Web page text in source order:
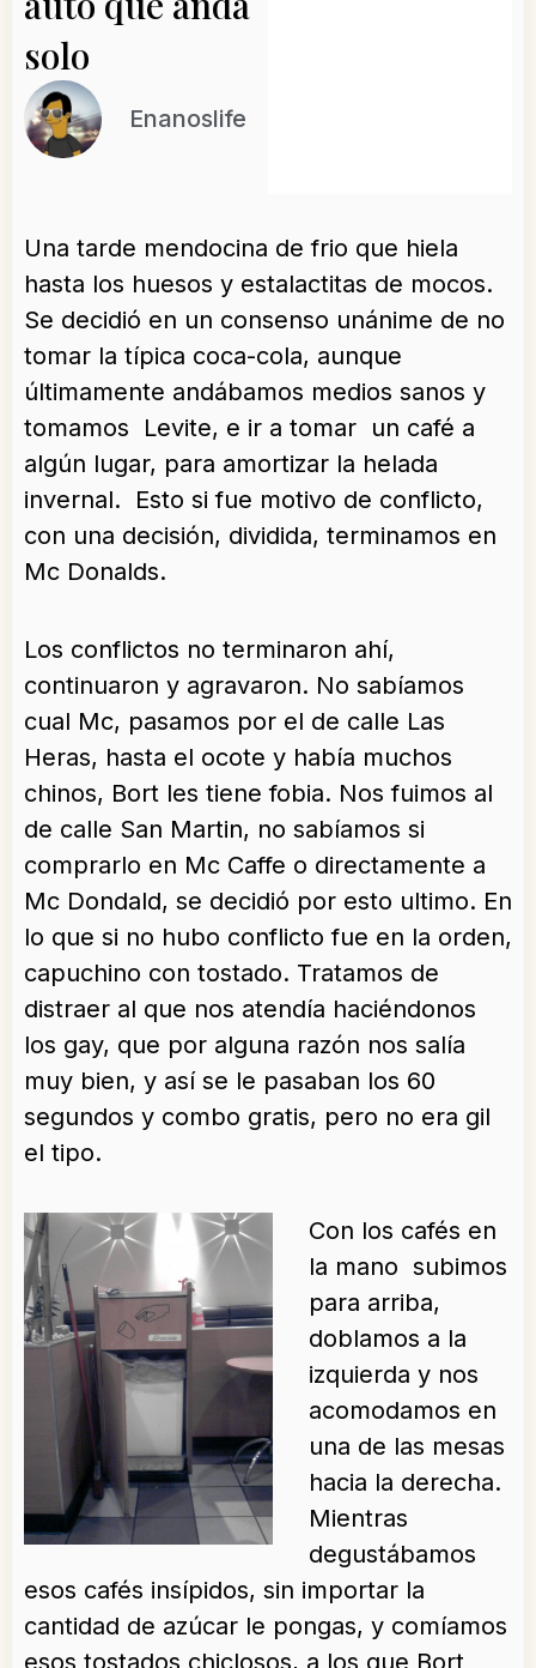
solo
Enanoslife
Una tarde mendocina de frio que hiela
hasta los huesos y estalactitas de mocos.
Se decidió en un consenso unánime de no
tomar la típica coca-cola, aunque
últimamente andábamos medios sanos y
tomamos Levite, e ir a tomar un café a
algún lugar, para amortizar la helada
invernal. Esto si fue motivo de conflicto,
con una decisión, dividida, terminamos en
Mc Donalds.
Los conflictos no terminaron ahí,
continuaron y agravaron. No sabíamos
cual Mc, pasamos por el de calle Las
Heras, hasta el ocote y había muchos
chinos, Bort les tiene fobia. Nos fuimos al
de calle San Martin, no sabíamos si
comprarlo en Mc Caffe o directamente a
Mc Dondald, se decidió por esto ultimo. En
lo que si no hubo conflicto fue en la orden,
capuchino con tostado. Tratamos de
distraer al que nos atendía haciéndonos
los gay, que por alguna razón nos salía
muy bien, y así se le pasaban los 60
segundos y combo gratis, pero no era gil
el tipo.
Con los cafés en
la mano subimos
para arriba,
doblamos a la
izquierda y nos
acomodamos en
una de las mesas
hacia la derecha.
Mientras
degustábamos
esos cafés insípidos, sin importar la
cantidad de azúcar le pongas, y comíamos
esos tostados chiclosos, a los que Bort